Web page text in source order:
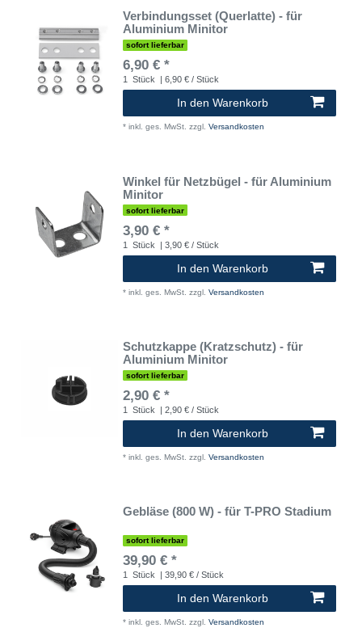
Verbindungsset (Querlatte) - für
Aluminium Minitor
sofort lieferbar
6,90 € *
1 Stück | 6,90 € / Stück
In den Warenkorb
* inkl. ges. MwSt. zzgl. Versandkosten
Winkel für Netzbügel - für Aluminium
Minitor
sofort lieferbar
3,90 € *
1 Stück | 3,90 € / Stück
In den Warenkorb
* inkl. ges. MwSt. zzgl. Versandkosten
Schutzkappe (Kratzschutz) - für
Aluminium Minitor
sofort lieferbar
2,90 € *
1 Stück | 2,90 € / Stück
In den Warenkorb
* inkl. ges. MwSt. zzgl. Versandkosten
Gebläse (800 W) - für T-PRO Stadium
sofort lieferbar
39,90 € *
1 Stück | 39,90 € / Stück
In den Warenkorb
* inkl. ges. MwSt. zzgl. Versandkosten